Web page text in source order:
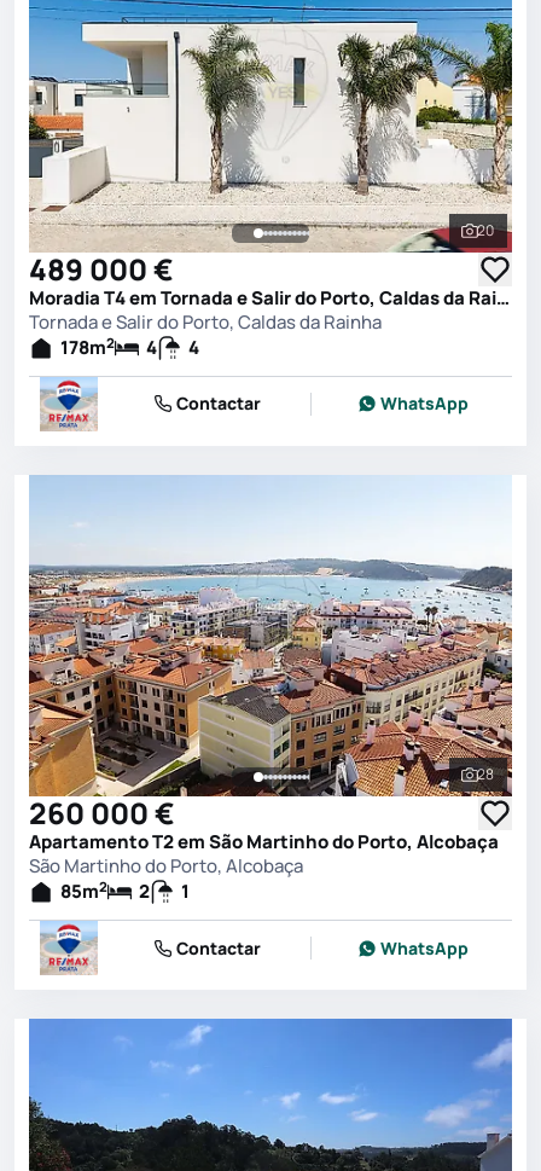
Ver
20
489 000 €
Moradia T4 em Tornada e Salir do Porto, Caldas da Rainha
Tornada e Salir do Porto, Caldas da Rainha
178m2 4 4
Contactar WhatsApp
Ver
28
260 000 €
Apartamento T2 em São Martinho do Porto, Alcobaça
São Martinho do Porto, Alcobaça
85m2 2 1
Contactar WhatsApp